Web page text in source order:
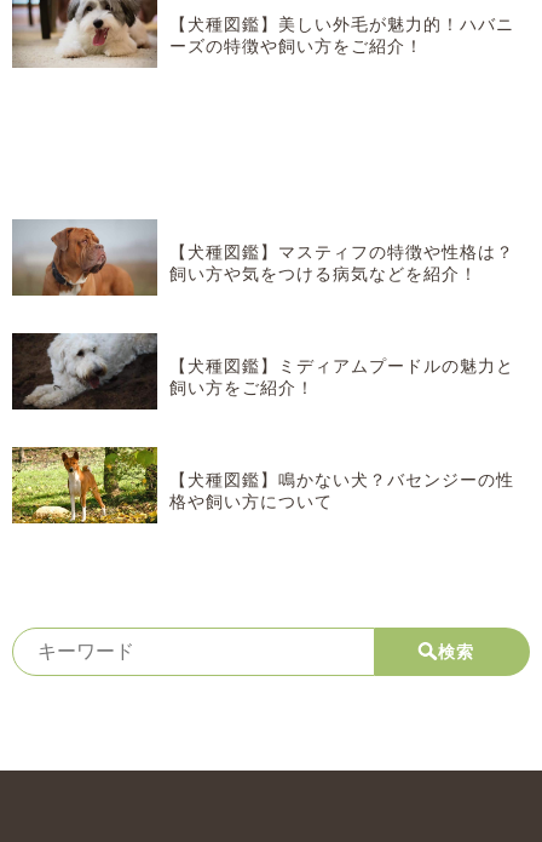
【犬種図鑑】美しい外毛が魅力的！ハバニ
ーズの特徴や飼い方をご紹介！
【犬種図鑑】マスティフの特徴や性格は？
飼い方や気をつける病気などを紹介！
【犬種図鑑】ミディアムプードルの魅力と
飼い方をご紹介！
【犬種図鑑】鳴かない犬？バセンジーの性
格や飼い方について
検索